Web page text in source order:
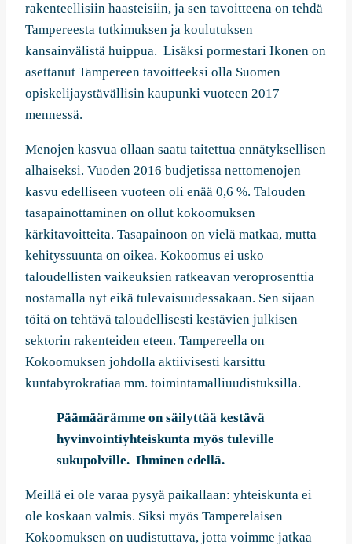
rakenteellisiin haasteisiin, ja sen tavoitteena on tehdä
Tampereesta tutkimuksen ja koulutuksen
kansainvälistä huippua. Lisäksi pormestari Ikonen on
asettanut Tampereen tavoitteeksi olla Suomen
opiskelijaystävällisin kaupunki vuoteen 2017
mennessä.
Menojen kasvua ollaan saatu taitettua ennätyksellisen
alhaiseksi. Vuoden 2016 budjetissa nettomenojen
kasvu edelliseen vuoteen oli enää 0,6 %. Talouden
tasapainottaminen on ollut kokoomuksen
kärkitavoitteita. Tasapainoon on vielä matkaa, mutta
kehityssuunta on oikea. Kokoomus ei usko
taloudellisten vaikeuksien ratkeavan veroprosenttia
nostamalla nyt eikä tulevaisuudessakaan. Sen sijaan
töitä on tehtävä taloudellisesti kestävien julkisen
sektorin rakenteiden eteen. Tampereella on
Kokoomuksen johdolla aktiivisesti karsittu
kuntabyrokratiaa mm. toimintamalliuudistuksilla.
Päämäärämme on säilyttää kestävä
hyvinvointiyhteiskunta myös tuleville
sukupolville. Ihminen edellä.
Meillä ei ole varaa pysyä paikallaan: yhteiskunta ei
ole koskaan valmis. Siksi myös Tamperelaisen
Kokoomuksen on uudistuttava, jotta voimme jatkaa